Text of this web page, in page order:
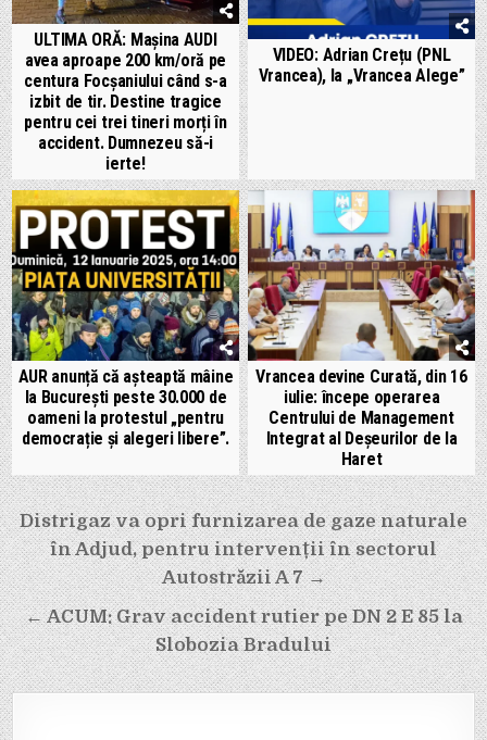
ULTIMA ORĂ: Mașina AUDI
avea aproape 200 km/oră pe
centura Focșaniului când s-a
izbit de tir. Destine tragice
pentru cei trei tineri morți în
accident. Dumnezeu să-i
ierte!
VIDEO: Adrian Crețu (PNL
Vrancea), la „Vrancea Alege”
AUR anunță că așteaptă mâine
la București peste 30.000 de
oameni la protestul „pentru
democrație și alegeri libere”.
Vrancea devine Curată, din 16
iulie: începe operarea
Centrului de Management
Integrat al Deșeurilor de la
Haret
Navigare
în
articole
Distrigaz va opri furnizarea de gaze naturale
în Adjud, pentru intervenții în sectorul
Autostrăzii A 7 →
← ACUM: Grav accident rutier pe DN 2 E 85 la
Slobozia Bradului